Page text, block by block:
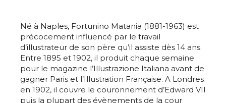
Né à Naples, Fortunino Matania (1881-1963) est
précocement influencé par le travail
d’illustrateur de son père qu’il assiste dès 14 ans.
Entre 1895 et 1902, il produit chaque semaine
pour le magazine l’Illustrazione Italiana avant de
gagner Paris et l’Illustration Française. A Londres
en 1902, il couvre le couronnement d’Edward VII
puis la plupart des évènements de la cour